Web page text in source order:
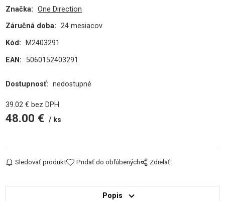
Značka: One Direction
Záručná doba: 24 mesiacov
Kód:
M2403291
EAN: 5060152403291
Dostupnosť: nedostupné
39.02 € bez DPH
48.00 € ks
Sledovať produkt Pridať do obľúbených Zdielať
Popis